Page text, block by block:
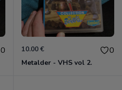
0 10.00 € 0
Metalder - VHS vol 2.